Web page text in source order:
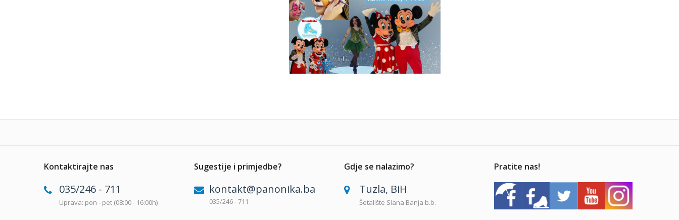
Kontaktirajte nas
035/246 - 711
Uprava: pon - pet (08:00 - 16:00h)
Sugestije i primjedbe?
kontakt@panonika.ba
035/246 - 711
Gdje se nalazimo?
Tuzla, BiH
Šetalište Slana Banja b.b.
Pratite nas!